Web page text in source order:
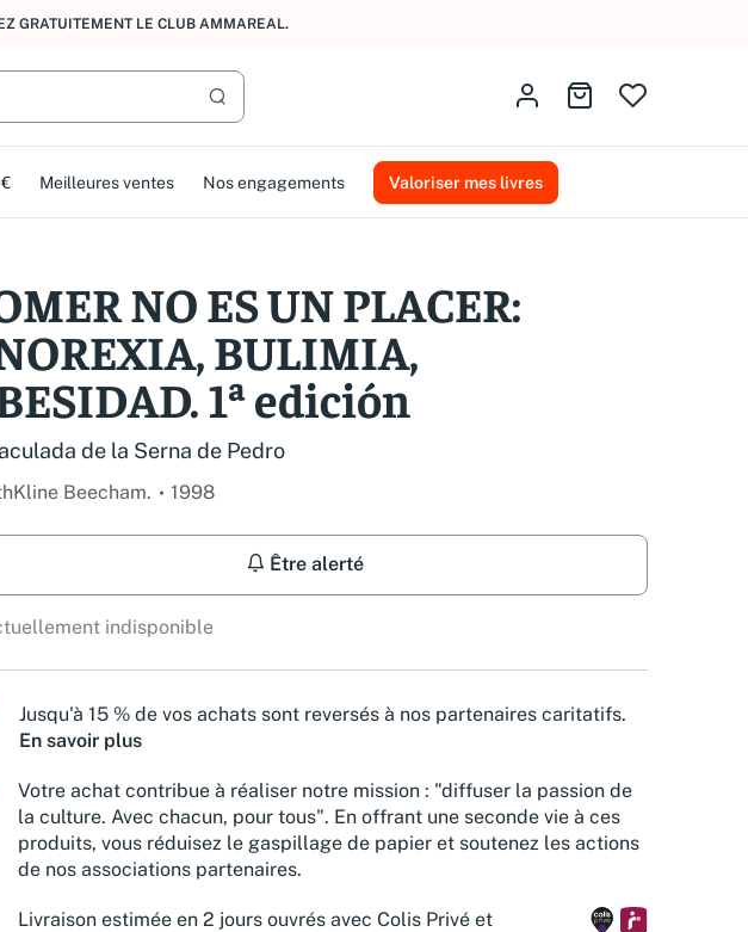
GRATUITEMENT LE CLUB AMMAREAL.
Lancer la recherche
Identifiez-vousAller au panier
Meilleures ventes Nos engagements Valoriser mes livres
NO ES UN PLACER:
BULIMIA,
1ª edición
de la Serna de Pedro
Beecham. 1998
Être alerté
indisponible
Jusqu'à 15 % de vos achats sont reversés à nos partenaires caritatifs.
En savoir plus
Votre achat contribue à réaliser notre mission : "diffuser la passion de
la culture. Avec chacun, pour tous". En offrant une seconde vie à ces
produits, vous réduisez le gaspillage de papier et soutenez les actions
de nos associations partenaires.
Livraison estimée en 2 jours ouvrés avec Colis Privé et